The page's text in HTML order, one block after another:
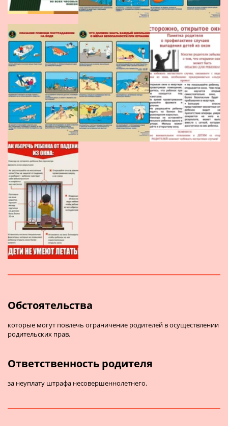
Обстоятельства
которые могут повлечь ограничение родителей в осуществлении
родительских прав.
Ответственность родителя
за неуплату штрафа несовершеннолетнего.